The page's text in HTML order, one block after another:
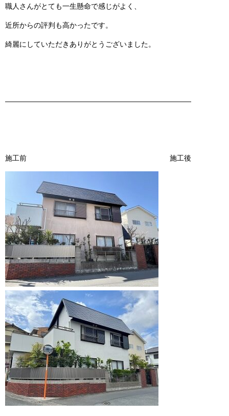
職人さんがとても一生懸命で感じがよく、
近所からの評判も高かったです。
綺麗にしていただきありがとうございました。
——————————————————————————
施工前 施工後